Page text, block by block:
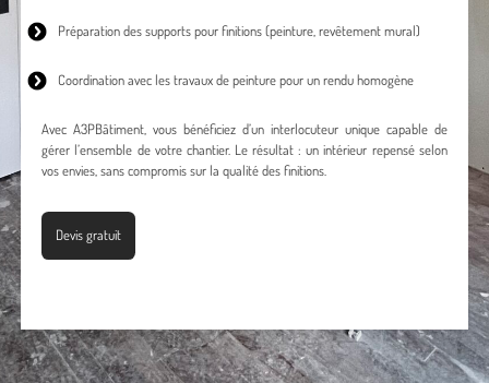
Préparation des supports pour finitions (peinture, revêtement mural)
Coordination avec les travaux de peinture pour un rendu homogène
Avec A3PBâtiment, vous bénéficiez d’un interlocuteur unique capable de
gérer l’ensemble de votre chantier. Le résultat : un intérieur repensé selon
vos envies, sans compromis sur la qualité des finitions.
Devis gratuit